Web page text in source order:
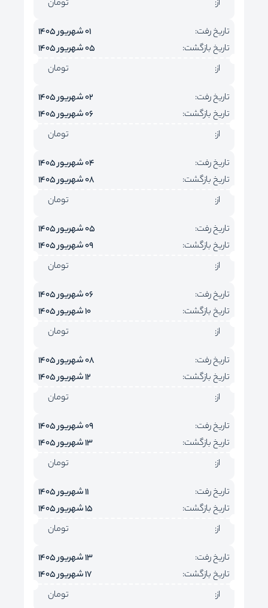
از:
تومان
تاریخ رفت:
01 شهریور 1405
تاریخ بازگشت:
05 شهریور 1405
از:
تومان
تاریخ رفت:
02 شهریور 1405
تاریخ بازگشت:
06 شهریور 1405
از:
تومان
تاریخ رفت:
04 شهریور 1405
تاریخ بازگشت:
08 شهریور 1405
از:
تومان
تاریخ رفت:
05 شهریور 1405
تاریخ بازگشت:
09 شهریور 1405
از:
تومان
تاریخ رفت:
06 شهریور 1405
تاریخ بازگشت:
10 شهریور 1405
از:
تومان
تاریخ رفت:
08 شهریور 1405
تاریخ بازگشت:
12 شهریور 1405
از:
تومان
تاریخ رفت:
09 شهریور 1405
تاریخ بازگشت:
13 شهریور 1405
از:
تومان
تاریخ رفت:
11 شهریور 1405
تاریخ بازگشت:
15 شهریور 1405
از:
تومان
تاریخ رفت:
13 شهریور 1405
تاریخ بازگشت:
17 شهریور 1405
از:
تومان